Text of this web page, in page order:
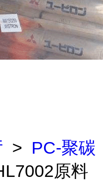
> PC-聚碳
原料